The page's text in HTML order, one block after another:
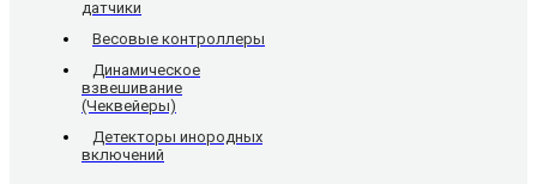
датчики
Весовые контроллеры
Динамическое
взвешивание
(Чеквейеры)
Детекторы инородных
включений